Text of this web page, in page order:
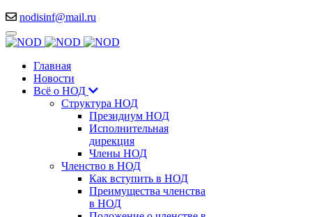
nodisinf@mail.ru
Главная
Новости
Всё о НОД
Структура НОД
Президиум НОД
Исполнительная
дирекция
Члены НОД
Членство в НОД
Как вступить в НОД
Преимущества членства
в НОД